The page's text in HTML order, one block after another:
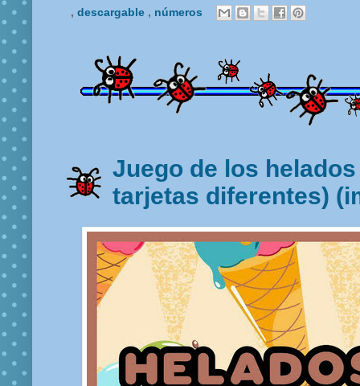
, descargable , números
Juego de los
tarjetas diferentes)